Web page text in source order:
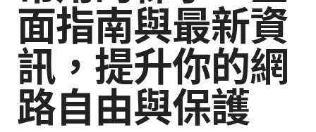
面指南與最新資
訊，提升你的網
路自由與保護